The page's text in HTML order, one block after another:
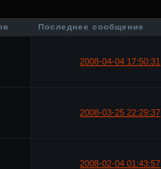
Последнее сообщение
2008-04-04 17:50:31
2008-03-25 22:29:37
2008-02-04 01:43:57